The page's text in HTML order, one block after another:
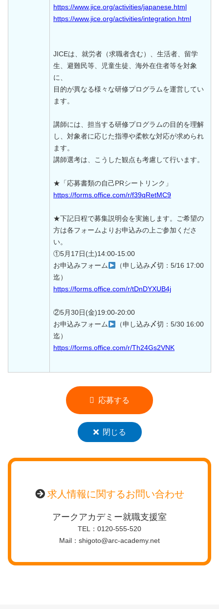
https://www.jice.org/activities/japanese.html
https://www.jice.org/activities/integration.html
JICEは、就労者（求職者含む）、生活者、留学
生、避難民等、児童生徒、海外在住者等を対象
に、
目的が異なる様々な研修プログラムを運営してい
ます。
講師には、担当する研修プログラムの目的を理解
し、対象者に応じた指導や柔軟な対応が求められ
ます。
講師選考は、こうした観点も考慮して行います。
★「応募書類の自己PRシートリンク」
https://forms.office.com/r/f39qRetMC9
★下記日程で募集説明会を実施します。ご希望の
方は各フォームよりお申込みの上ご参加くださ
い。
①5月17日(土)14:00-15:00
お申込みフォーム
（申し込み〆切：5/16 17:00
迄）
https://forms.office.com/r/tDnDYXUB4j
②5月30日(金)19:00-20:00
お申込みフォーム
（申し込み〆切：5/30 16:00
迄）
https://forms.office.com/r/Th24Gs2VNK
応募する
閉じる
求人情報に関するお問い合わせ
アークアカデミー就職支援室
TEL：0120-555-520
Mail：shigoto@arc-academy.net